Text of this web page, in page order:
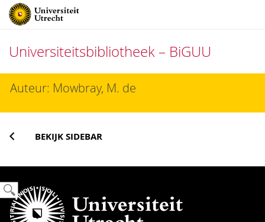
Universiteitsbibliotheek – BiGUU
naarAuteur: Mowbray, M. de
BEKIJK SIDEBAR